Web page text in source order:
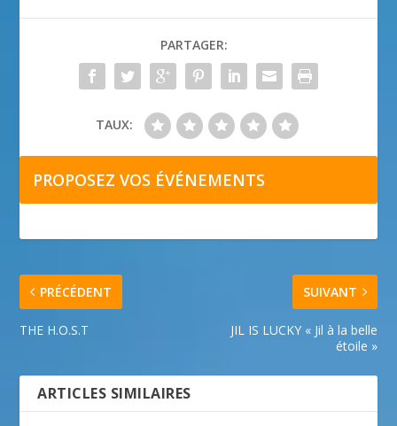
PARTAGER:
TAUX:
PROPOSEZ VOS ÉVÉNEMENTS
PRÉCÉDENT
THE H.O.S.T
SUIVANT
JIL IS LUCKY « Jil à la belle
étoile »
ARTICLES SIMILAIRES